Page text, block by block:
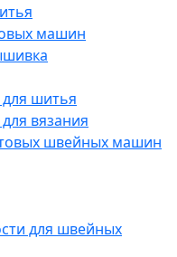
машин
шитья
вязания
швейных машин
для швейных